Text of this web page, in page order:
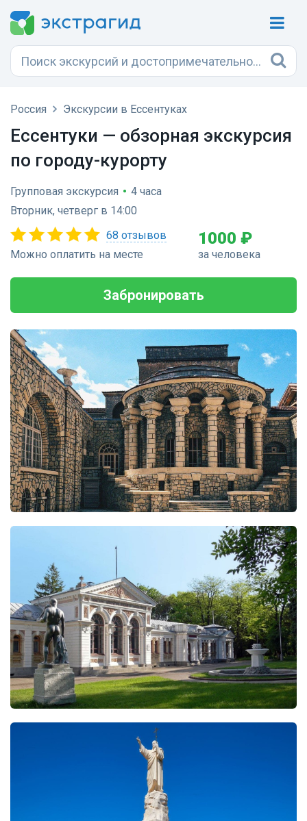
Россия Экскурсии в Ессентуках
Ессентуки — обзорная экскурсия
по городу-курорту
Групповая экскурсия • 4 часа
Вторник, четверг в 14:00
68 отзывов
Можно оплатить на месте
1000 ₽
за человека
Забронировать